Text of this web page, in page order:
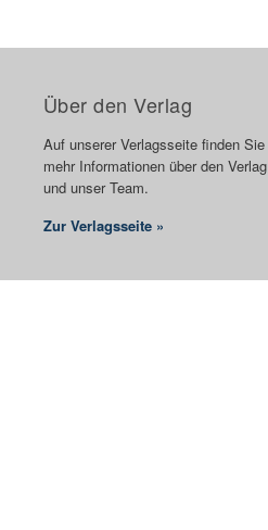
Über den Verlag
Auf unserer Verlagsseite finden Sie
mehr Informationen über den Verlag
und unser Team.
Zur Verlagsseite »